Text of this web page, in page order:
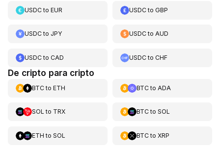
USDCto EUR USDCtoGBP
USDCto JPY USDCtoAUD
USDCto CAD USDCtoCHF
De cripto para cripto
BTCto ETH BTCto ADA
SOL to TRX BTCto SOL
ETH to SOL BTCto XRP